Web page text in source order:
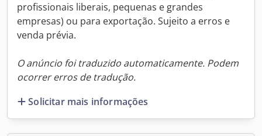
profissionais liberais, pequenas e grandes
empresas) ou para exportação. Sujeito a erros e
venda prévia.
O anúncio foi traduzido automaticamente. Podem
ocorrer erros de tradução.
Solicitar mais informações